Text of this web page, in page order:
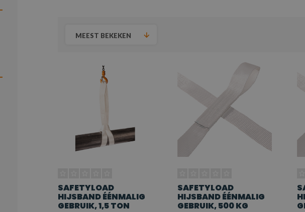
MEEST BEKEKEN
SAFETYLOAD
HIJSBAND ÉÉNMALIG
GEBRUIK, 1,5 TON
SAFETYLOAD
HIJSBAND ÉÉNMALIG
GEBRUIK, 500 KG